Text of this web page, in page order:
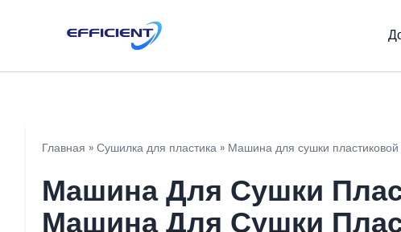
Главная » Сушилка для пластика » Машина для сушки
Машина Для Сушки
Машина Для Сушки